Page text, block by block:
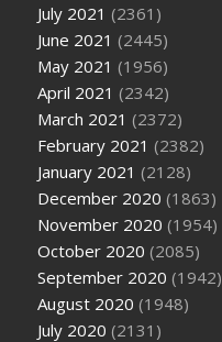
July 2021 (2361)
June 2021 (2445)
May 2021 (1956)
April 2021 (2342)
March 2021 (2372)
February 2021 (2382)
January 2021 (2128)
December 2020 (1863)
November 2020 (1954)
October 2020 (2085)
September 2020 (1942)
August 2020 (1948)
July 2020 (2131)